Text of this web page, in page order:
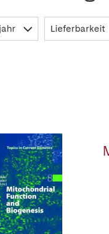
Lieferbarkeit